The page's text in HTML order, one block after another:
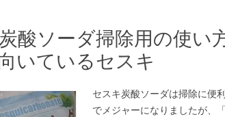
酸ソーダ掃除用の使い
いているセスキ
セスキ炭酸ソーダは掃除に便
でメジャーになりましたが、